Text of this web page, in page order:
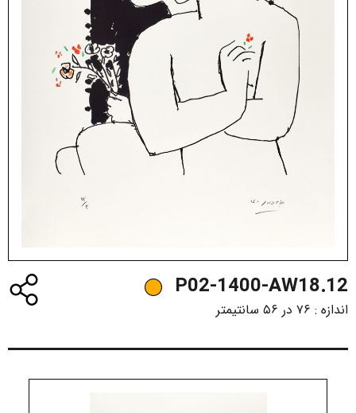
P02-1400-AW18.12
اندازه : ۷۶ در ۵۶ سانتیمتر